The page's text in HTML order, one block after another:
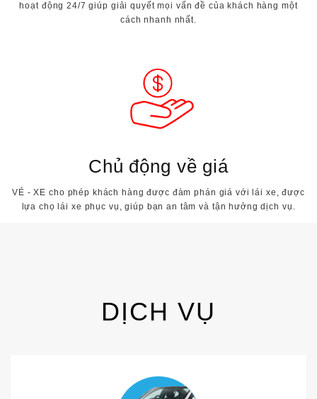
hoạt động 24/7 giúp giải quyết mọi vấn đề của khách hàng một
cách nhanh nhất.
Chủ động về giá
VÉ - XE cho phép khách hàng được đàm phán giá với lái xe, được
lựa chọ lái xe phục vụ, giúp bạn an tâm và tận hưởng dịch vụ.
DỊCH VỤ